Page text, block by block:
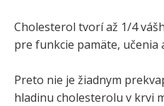
Cholesterol tvorí až 1/4
pre funkcie pamäte, učenia
Preto nie je žiadnym
hladinu cholesterolu v krvi